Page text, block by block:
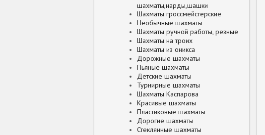
шахматы,нарды,шашки
Шахматы гроссмейстерские
Необычные шахматы
Шахматы ручной работы, резные
Шахматы на троих
Шахматы из оникса
Дорожные шахматы
Пьяные шахматы
Детские шахматы
Турнирные шахматы
Шахматы Каспарова
Красивые шахматы
Пластиковые шахматы
Дорогие шахматы
Стеклянные шахматы